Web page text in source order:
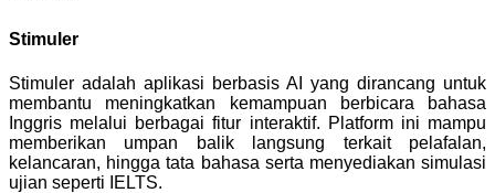
Stimuler
Stimuler adalah aplikasi berbasis AI yang dirancang untuk
membantu meningkatkan kemampuan berbicara bahasa
Inggris melalui berbagai fitur interaktif. Platform ini mampu
memberikan umpan balik langsung terkait pelafalan,
kelancaran, hingga tata bahasa serta menyediakan simulasi
ujian seperti IELTS.